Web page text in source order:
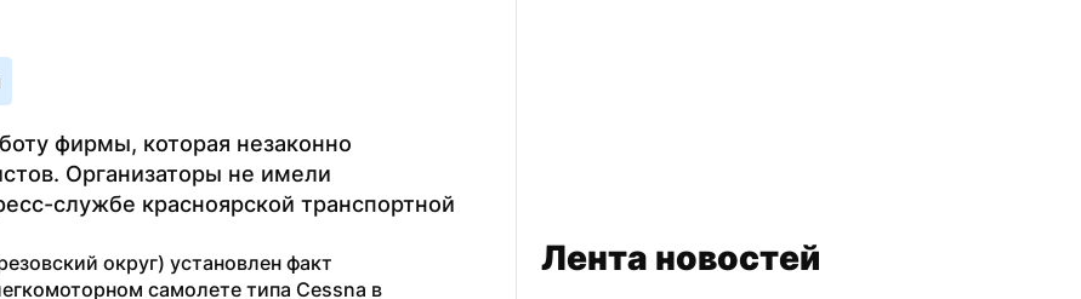
фирмы, которая незаконно
Организаторы не имели
службе красноярской транспортной
округ) установлен факт
самолете типа Cessna в
Лента новостей